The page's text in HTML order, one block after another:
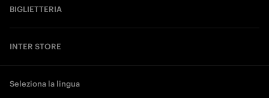
BIGLIETTERIA
INTER STORE
Seleziona la lingua